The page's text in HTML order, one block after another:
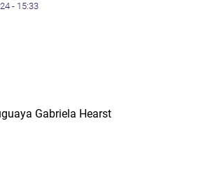
- 15:33